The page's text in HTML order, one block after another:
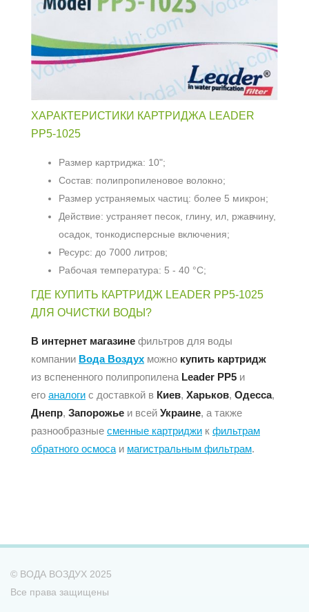
ХАРАКТЕРИСТИКИ КАРТРИДЖА LEADER
PP5-1025
Размер картриджа: 10";
Состав: полипропиленовое волокно;
Размер устраняемых частиц: более 5 микрон;
Действие: устраняет песок, глину, ил, ржавчину,
осадок, тонкодисперсные включения;
Ресурс: до 7000 литров;
Рабочая температура: 5 - 40 °С;
ГДЕ КУПИТЬ КАРТРИДЖ LEADER PP5-1025
ДЛЯ ОЧИСТКИ ВОДЫ?
В интернет магазине фильтров для воды
компании Вода Воздух можно купить картридж
из вспененного полипропилена Leader PP5 и
его аналоги с доставкой в Киев, Харьков, Одесса,
Днепр, Запорожье и всей Украине, а также
разнообразные сменные картриджи к фильтрам
обратного осмосаи магистральным фильтрам.
© ВОДА ВОЗДУХ 2025
Все права защищены